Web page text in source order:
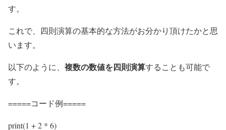
す。
これで、四則演算の基本的な方法がお分かり頂けたかと思
います。
以下のように、 複数の数値を四則演算することも可能で
す。
=====コード例=====
print(1 + 2 * 6)